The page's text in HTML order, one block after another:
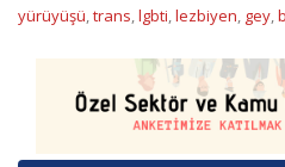
yürüyüşü,trans,lgbti,lezbiyen, gey,